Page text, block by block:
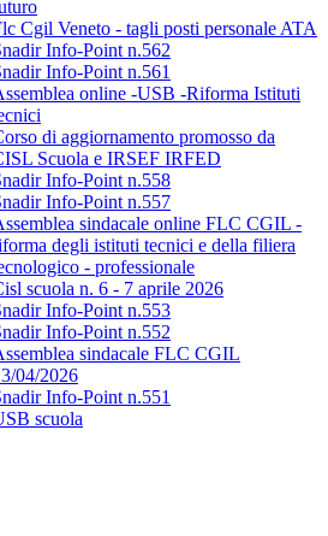
Cgil Veneto - tagli posti personale ATA
Info-Point n.562
Info-Point n.561
online -USB -Riforma Istituti
di aggiornamento promosso da
Scuola e IRSEF IRFED
Info-Point n.558
Info-Point n.557
sindacale online FLC CGIL -
degli istituti tecnici e della filiera
- professionale
scuola n. 6 - 7 aprile 2026
Info-Point n.553
Info-Point n.552
sindacale FLC CGIL
04/2026
Info-Point n.551
scuola